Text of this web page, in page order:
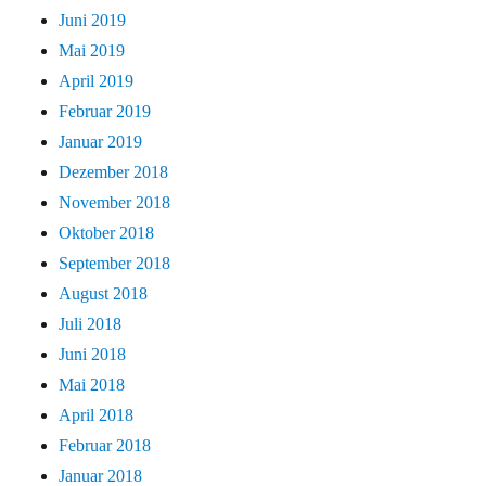
Juni 2019
Mai 2019
April 2019
Februar 2019
Januar 2019
Dezember 2018
November 2018
Oktober 2018
September 2018
August 2018
Juli 2018
Juni 2018
Mai 2018
April 2018
Februar 2018
Januar 2018